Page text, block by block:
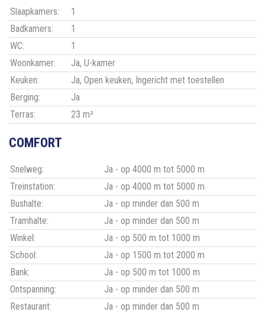
Slaapkamers:
1
Badkamers:
1
WC:
1
Woonkamer:
Ja, U-kamer
Keuken:
Ja, Open keuken, Ingericht met toestellen
Berging:
Ja
Terras:
23 m²
COMFORT
Snelweg:
Ja - op 4000 m tot 5000 m
Treinstation:
Ja - op 4000 m tot 5000 m
Bushalte:
Ja - op minder dan 500 m
Tramhalte:
Ja - op minder dan 500 m
Winkel:
Ja - op 500 m tot 1000 m
School:
Ja - op 1500 m tot 2000 m
Bank:
Ja - op 500 m tot 1000 m
Ontspanning:
Ja - op minder dan 500 m
Restaurant:
Ja - op minder dan 500 m